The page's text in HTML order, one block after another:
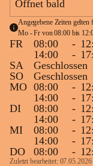
Öffnet bald
Angegebene Zeiten
Mo - Fr von 08:00 bis
FR 08:00 -
14:00
-
SA
Geschlossen
SO
Geschlossen
MO 08:00 -
14:00
-
DI
08:00 -
14:00
-
MI
08:00 -
14:00
-
DO
08:00 -
Zuletzt bearbeitet: 07.05.2026